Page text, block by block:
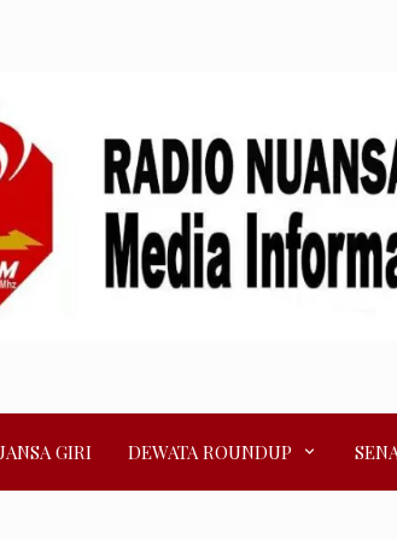
GIRI DEWATA ROUNDUP